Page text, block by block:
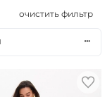
очистить фильтр